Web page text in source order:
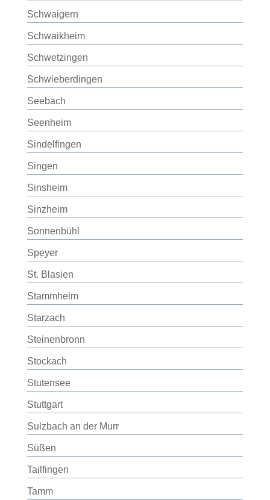
Schwaigern
Schwaikheim
Schwetzingen
Schwieberdingen
Seebach
Seenheim
Sindelfingen
Singen
Sinsheim
Sinzheim
Sonnenbühl
Speyer
St. Blasien
Stammheim
Starzach
Steinenbronn
Stockach
Stutensee
Stuttgart
Sulzbach an der Murr
Süßen
Tailfingen
Tamm